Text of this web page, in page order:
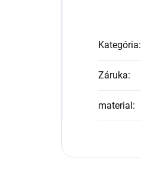
Kategória:
Záruka:
material :